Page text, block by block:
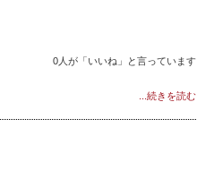
0人が「いいね」と言っています
...続きを読む